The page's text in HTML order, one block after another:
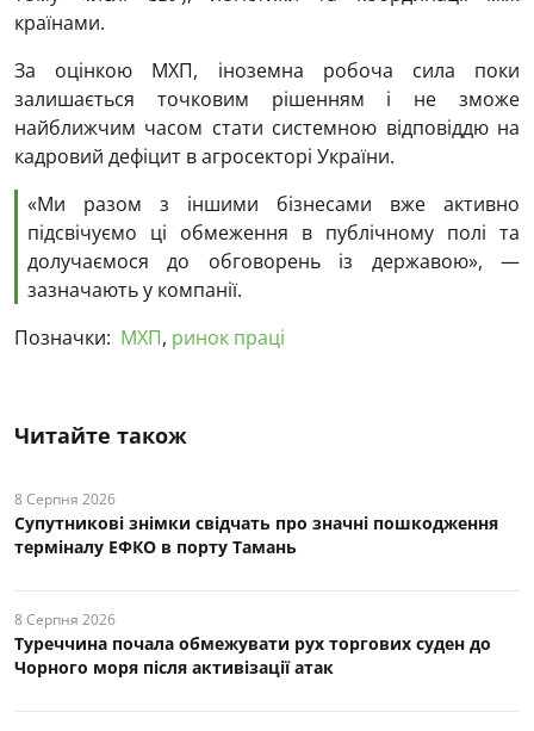
країнами.
За оцінкою МХП, іноземна робоча сила поки
залишається точковим рішенням і не зможе
найближчим часом стати системною відповіддю на
кадровий дефіцит в агросекторі України.
«Ми разом з іншими бізнесами вже активно
підсвічуємо ці обмеження в публічному полі та
долучаємося до обговорень із державою», —
зазначають у компанії.
Позначки: МХП, ринок праці
Читайте також
8 Серпня 2026
Супутникові знімки свідчать про значні пошкодження
терміналу ЕФКО в порту Тамань
8 Серпня 2026
Туреччина почала обмежувати рух торгових суден до
Чорного моря після активізації атак